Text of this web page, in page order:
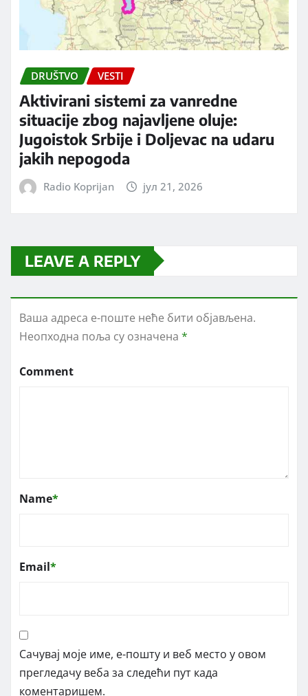
DRUŠTVO VESTI
Aktivirani sistemi za vanredne
situacije zbog najavljene oluje:
Jugoistok Srbije i Doljevac na udaru
jakih nepogoda
Radio Koprijan јул 21, 2026
LEAVE A REPLY
Ваша адреса е-поште неће бити објављена.
Неопходна поља су означена *
Comment
Name*
Email*
Сачувај моје име, е-пошту и веб место у овом
прегледачу веба за следећи пут када
коментаришем.